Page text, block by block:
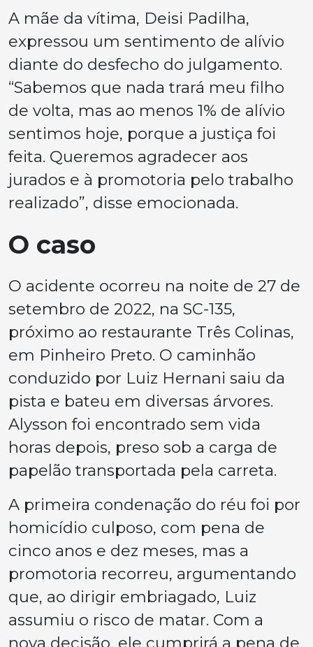
A mãe da vítima, Deisi Padilha,
expressou um sentimento de alívio
diante do desfecho do julgamento.
“Sabemos que nada trará meu filho
de volta, mas ao menos 1% de alívio
sentimos hoje, porque a justiça foi
feita. Queremos agradecer aos
jurados e à promotoria pelo trabalho
realizado”, disse emocionada.
O caso
O acidente ocorreu na noite de 27 de
setembro de 2022, na SC-135,
próximo ao restaurante Três Colinas,
em Pinheiro Preto. O caminhão
conduzido por Luiz Hernani saiu da
pista e bateu em diversas árvores.
Alysson foi encontrado sem vida
horas depois, preso sob a carga de
papelão transportada pela carreta.
A primeira condenação do réu foi por
homicídio culposo, com pena de
cinco anos e dez meses, mas a
promotoria recorreu, argumentando
que, ao dirigir embriagado, Luiz
assumiu o risco de matar. Com a